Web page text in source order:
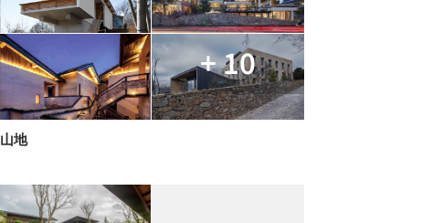
+ 10
山地